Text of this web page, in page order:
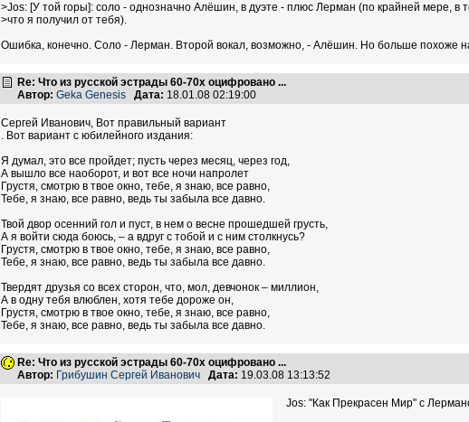
>Jos: [У той горы]: соло - однозначно Алёшин, в дуэте - плюс Лерман (по крайней мере, в
>что я получил от тебя).
Ошибка, конечно. Соло - Лерман. Второй вокал, возможно, - Алёшин. Но больше похоже
Re: Что из русской эстрады 60-70х оцифровано ...
Автор: Geka Genesis Дата: 18.01.08 02:19:00
Сергей Иванович, Вот правильный вариант
. Вот вариант с юбилейного издания:
Я думал, это все пройдет; пусть через месяц, через год,
А вышло все наоборот, и вот все ночи напролет
Грустя, смотрю в твое окно, тебе, я знаю, все равно,
Тебе, я знаю, все равно, ведь ты забыла все давно.
Твой двор осенний гол и пуст, в нем о весне прошедшей грусть,
А я войти сюда боюсь, – а вдруг с тобой и с ним столкнусь?
Грустя, смотрю в твое окно, тебе, я знаю, все равно,
Тебе, я знаю, все равно, ведь ты забыла все давно.
Твердят друзья со всех сторон, что, мол, девчонок – миллион,
А в одну тебя влюблен, хотя тебе дороже он,
Грустя, смотрю в твое окно, тебе, я знаю, все равно,
Тебе, я знаю, все равно, ведь ты забыла все давно.
Re: Что из русской эстрады 60-70х оцифровано ...
Автор: Грибушин Сергей Иванович Дата: 19.03.08 13:13:52
Jos: "Как Прекрасен Мир" с